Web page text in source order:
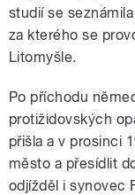
studií se
za kterého se
Litomyšle.
Po příchodu
protižidovských
přišla a v prosinci
město a přesídlit
odjížděl i synovec